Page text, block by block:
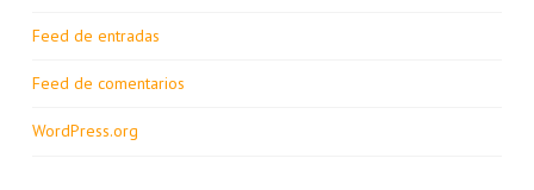
Feed de entradas
Feed de comentarios
WordPress.org